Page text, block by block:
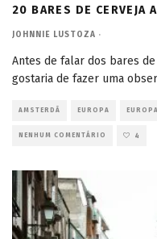
20 BARES DE CERVEJA
JOHNNIE LUSTOZA ·
Antes de falar dos bares
gostaria de fazer uma
AMSTERDÃ EUROPA
NENHUM COMENTÁRIO 4